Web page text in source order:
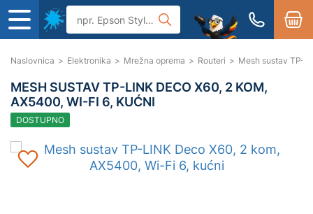
Naslovnica > Elektronika > Mrežna oprema > Routeri > Mesh sustav TP-
MESH SUSTAV TP-LINK DECO X60, 2 KOM,
AX5400, WI-FI 6, KUĆNI
DOSTUPNO